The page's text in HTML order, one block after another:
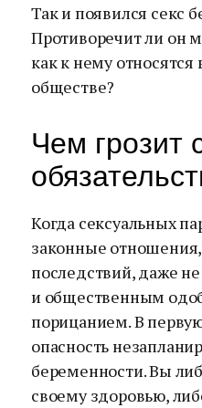
Так и появился секс
Противоречит ли он
как к нему
обществе?
Чем грозит
Когда сексуальных
законные отношения,
последствий, даже
и общественным
порицанием. В
опасность
беременности. Вы
своему здоровью,